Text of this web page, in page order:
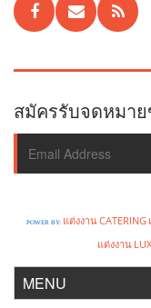
สมัครรับจดหมาย
POWER BY: แต่งงานCATERING
แต่งงาน